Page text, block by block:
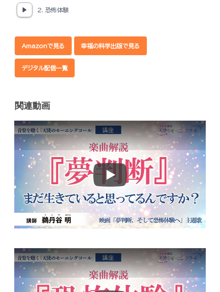
2. 恐怖体験
Amazonで見る 幸福の科学出版で見る
デジタル配信一覧
関連動画
Play